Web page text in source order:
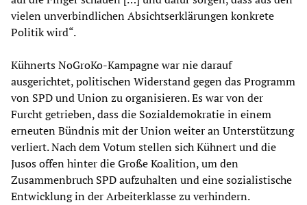
vielen unverbindlichen Absichtserklärungen konkrete
Politik wird“.
Kühnerts NoGroKo-Kampagne war nie darauf
ausgerichtet, politischen Widerstand gegen das Programm
von SPD und Union zu organisieren. Es war von der
Furcht getrieben, dass die Sozialdemokratie in einem
erneuten Bündnis mit der Union weiter an Unterstützung
verliert. Nach dem Votum stellen sich Kühnert und die
Jusos offen hinter die Große Koalition, um den
Zusammenbruch SPD aufzuhalten und eine sozialistische
Entwicklung in der Arbeiterklasse zu verhindern.